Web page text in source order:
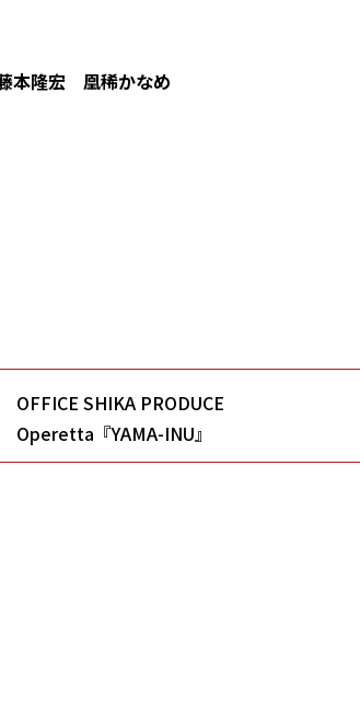
本隆宏 凰稀かなめ
OFFICE SHIKA PRODUCE
Operetta『YAMA-INU』